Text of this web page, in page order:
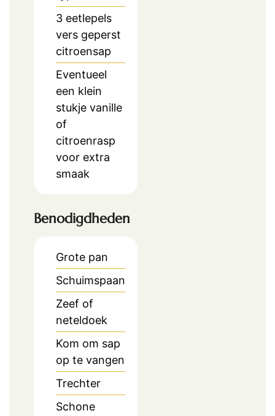
3 eetlepels
vers geperst
citroensap
Eventueel
een klein
stukje vanille
of
citroenrasp
voor extra
smaak
Benodigdheden
Grote pan
Schuimspaan
Zeef of
neteldoek
Kom om sap
op te vangen
Trechter
Schone